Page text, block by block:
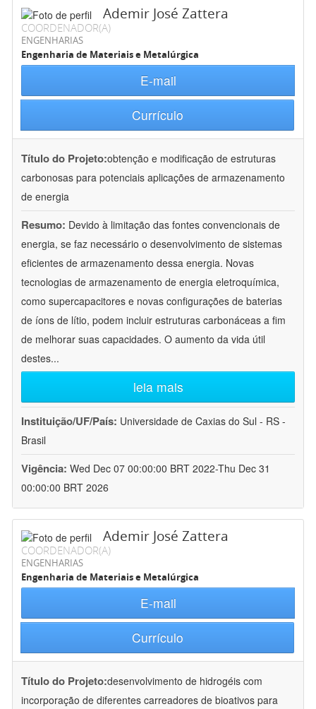
Ademir José Zattera
COORDENADOR(A)
ENGENHARIAS
Engenharia de Materiais e Metalúrgica
E-mail
Currículo
Título do Projeto:obtenção e modificação de estruturas
carbonosas para potenciais aplicações de armazenamento
de energia
Resumo: Devido à limitação das fontes convencionais de
energia, se faz necessário o desenvolvimento de sistemas
eficientes de armazenamento dessa energia. Novas
tecnologias de armazenamento de energia eletroquímica,
como supercapacitores e novas configurações de baterias
de íons de lítio, podem incluir estruturas carbonáceas a fim
de melhorar suas capacidades. O aumento da vida útil
destes...
leia mais
Instituição/UF/País: Universidade de Caxias do Sul - RS -
Brasil
Vigência: Wed Dec 07 00:00:00 BRT 2022-Thu Dec 31
00:00:00 BRT 2026
Ademir José Zattera
COORDENADOR(A)
ENGENHARIAS
Engenharia de Materiais e Metalúrgica
E-mail
Currículo
Título do Projeto:desenvolvimento de hidrogéis com
incorporação de diferentes carreadores de bioativos para